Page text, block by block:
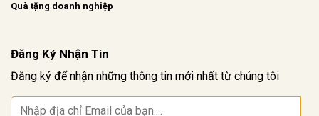
Quà tặng doanh nghiệp
Đăng Ký Nhận Tin
Đăng ký để nhận những thông tin mới nhất từ chúng tôi